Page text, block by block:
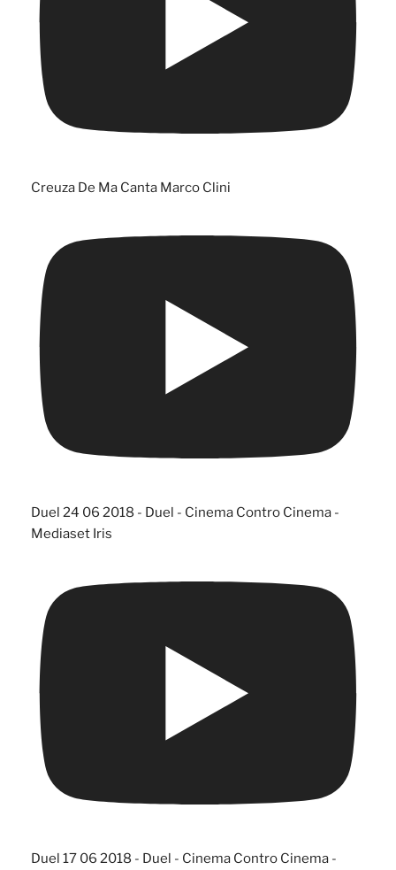
Creuza De Ma Canta Marco Clini
Duel 24 06 2018 - Duel - Cinema Contro Cinema -
Mediaset Iris
Duel 17 06 2018 - Duel - Cinema Contro Cinema -